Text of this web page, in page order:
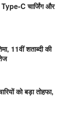
C चार्जिंग और
11वीं शताब्दी की
को बड़ा तोहफा,